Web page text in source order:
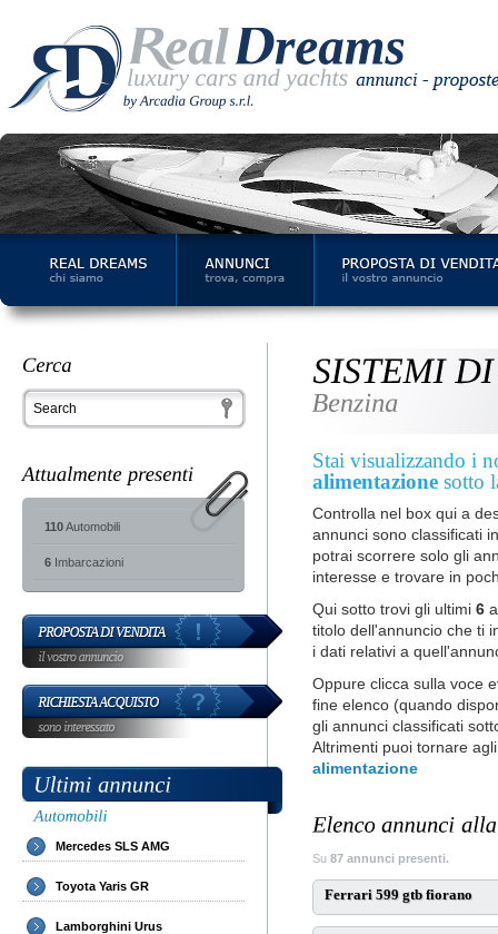
110Automobili
6 Imbarcazioni
Mercedes SLS AMG
Toyota Yaris GR
Lamborghini Urus
Stai visualizzando i
alimentazione sotto
Controlla nel box qui a
annunci sono classificati
potrai scorrere solo gli
interesse e trovare in
Qui sotto trovi gli ultimi 6
titolo dell'annuncio che ti
i dati relativi a
Oppure clicca sulla voce
fine elenco (quando
gli annunci classificati
Altrimenti puoi tornare
alimentazione
Su 87 annunci presenti.
Ferrari 599 gtb fiorano